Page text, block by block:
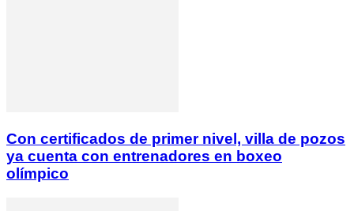
Con certificados de primer nivel, villa de pozos
ya cuenta con entrenadores en boxeo
olímpico